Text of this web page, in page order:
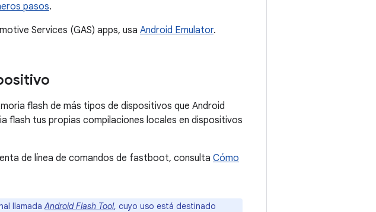
pasos.
Services (GAS) apps, usa Android Emulator.
flash de más tipos de dispositivos que Android
flash tus propias compilaciones locales en dispositivos
de línea de comandos de fastboot, consulta Cómo
llamadaAndroid Flash Tool, cuyo uso está destinado